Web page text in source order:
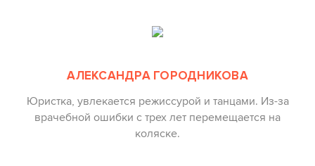
АЛЕКСАНДРА ГОРОДНИКОВА
Юристка, увлекается режиссурой и танцами. Из-за
врачебной ошибки с трех лет перемещается на
коляске.